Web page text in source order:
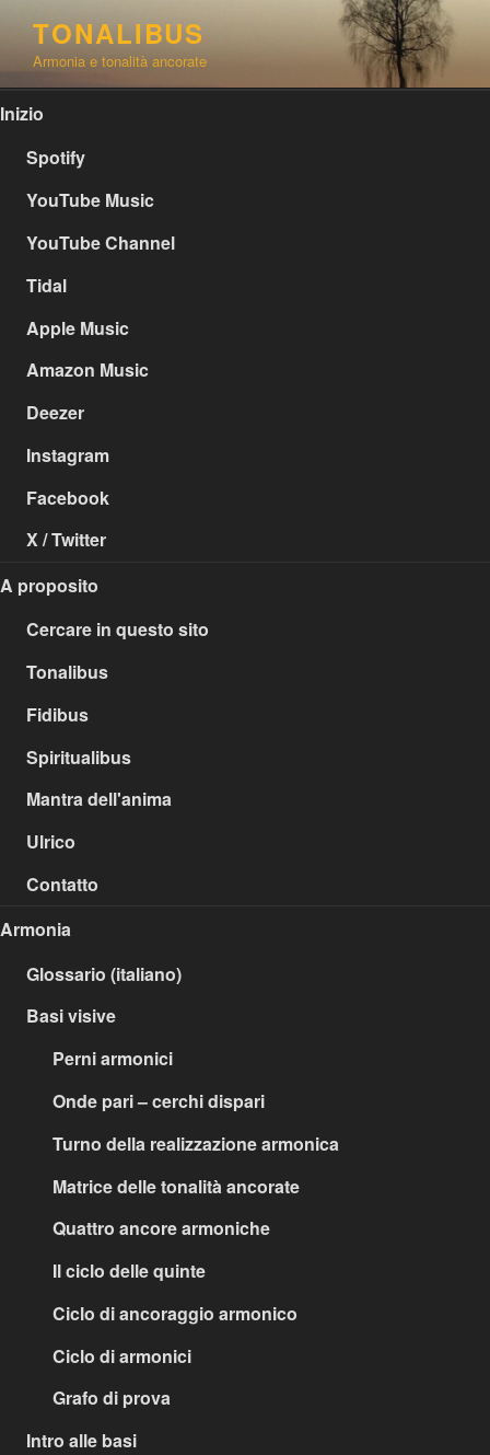
contenuto
TONALIBUS
Armonia e tonalità ancorate
Inizio
Spotify
YouTube Music
YouTube Channel
Tidal
Apple Music
Amazon Music
Deezer
Instagram
Facebook
X / Twitter
A proposito
Cercare in questo sito
Tonalibus
Fidibus
Spiritualibus
Mantra dell'anima
Ulrico
Contatto
Armonia
Glossario (italiano)
Basi visive
Perni armonici
Onde pari – cerchi dispari
Turno della realizzazione armonica
Matrice delle tonalità ancorate
Quattro ancore armoniche
Il ciclo delle quinte
Ciclo di ancoraggio armonico
Ciclo di armonici
Grafo di prova
Intro alle basi